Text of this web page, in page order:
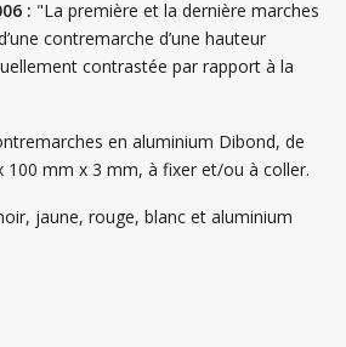
: "La première et la dernière marches
contremarche d’une hauteur
contrastée par rapport à la
en aluminium Dibond, de
100 mm x 3 mm, à fixer et/ou à coller.
jaune, rouge, blanc et aluminium